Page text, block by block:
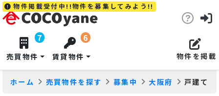
物件掲載受付中!!物件を募集してみよう!!
7
売買物件
6
賃貸物件 物件を掲載
ホーム 売買物件を探す 募集中 大阪府 戸建て